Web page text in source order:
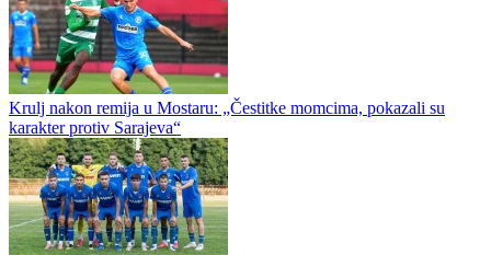
Krulj nakon remija u Mostaru: „Čestitke momcima, pokazali su
karakter protiv Sarajeva“